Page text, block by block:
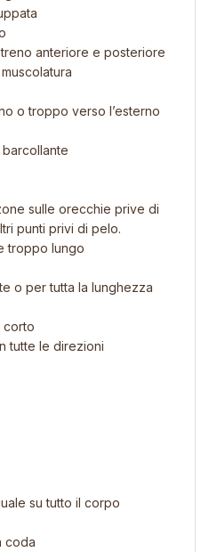
anteriore e posteriore
o troppo verso l’esterno
sulle orecchie prive di
punti privi di pelo.
troppo lungo
o per tutta la lunghezza
corto
tutte le direzioni
su tutto il corpo
coda